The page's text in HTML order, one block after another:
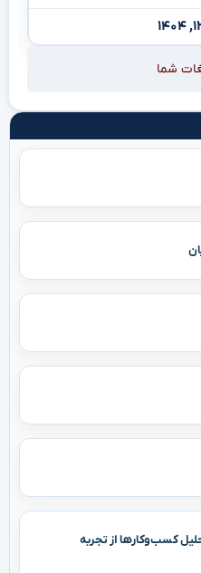
کسب‌وکارها از تجربه
شما